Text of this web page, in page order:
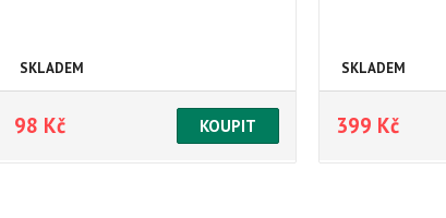
SKLADEM
98 Kč
SKLADEM
399 Kč